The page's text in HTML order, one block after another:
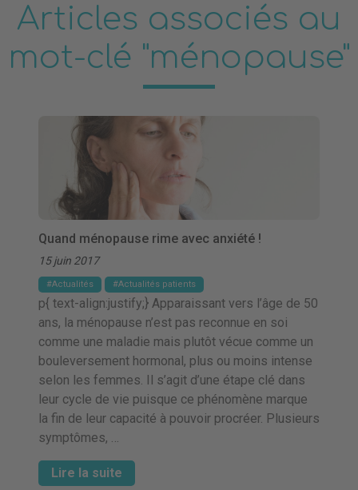
Articles associés au
mot-clé "ménopause"
Quand ménopause rime avec anxiété !
15 juin 2017
Actualités Actualités patients
p{ text-align:justify;} Apparaissant vers l’âge de 50
ans, la ménopause n’est pas reconnue en soi
comme une maladie mais plutôt vécue comme un
bouleversement hormonal, plus ou moins intense
selon les femmes. Il s’agit d’une étape clé dans
leur cycle de vie puisque ce phénomène marque
la fin de leur capacité à pouvoir procréer. Plusieurs
symptômes, …
Lire la suite